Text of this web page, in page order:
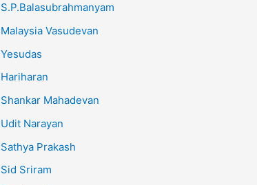
S.P.Balasubrahmanyam
Malaysia Vasudevan
Yesudas
Hariharan
Shankar Mahadevan
Udit Narayan
Sathya Prakash
Sid Sriram